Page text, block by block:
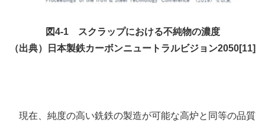
図4-1 スクラップにおける不純物の濃度
（出典）日本製鉄カーボンニュートラルビジョン2050[11]
現在、純度の高い銑鉄の製造が可能な高炉と同等の品質